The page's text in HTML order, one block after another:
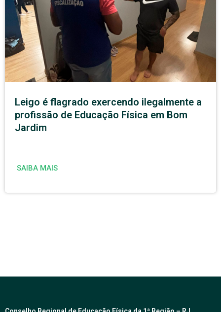
Leigo é flagrado exercendo ilegalmente a
profissão de Educação Física em Bom
Jardim
SAIBA MAIS